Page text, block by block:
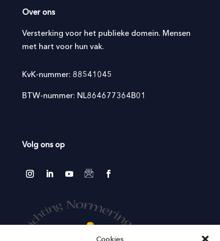
Cookies
Over ons
Versterking voor het publieke domein. Mensen
met hart voor hun vak.
KvK-nummer: 88541045
BTW-nummer: NL864677364B01
Volg ons op